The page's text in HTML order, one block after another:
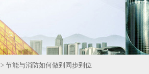
> 节能与消防如何做到同步到位